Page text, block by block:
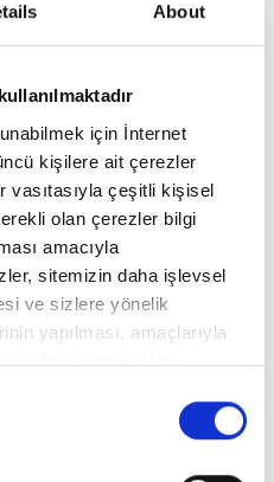
About
için İnternet
kişilere ait çerezler
vasıtasıyla çeşitli kişisel
olan çerezler bilgi
amacıyla
sitemizin daha işlevsel
ve sizlere yönelik
yapılması, amaçlarıyla
kullanılacaktır.
Çerezlere ilişkin detaylı bilgi
Çerez Bilgilendirme